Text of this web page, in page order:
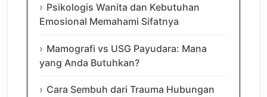
Psikologis Wanita dan Kebutuhan
Emosional Memahami Sifatnya
Mamografi vs USG Payudara: Mana
yang Anda Butuhkan?
Cara Sembuh dari Trauma Hubungan